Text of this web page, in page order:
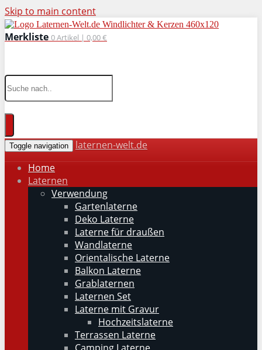
Skip to main content
Merkliste 0Artikel | 0,00 €
Toggle navigation
laternen-welt.de
Home
Laternen
Verwendung
Gartenlaterne
Deko Laterne
Laterne für draußen
Wandlaterne
Orientalische Laterne
Balkon Laterne
Grablaternen
Laternen Set
Laterne mit Gravur
Hochzeitslaterne
Terrassen Laterne